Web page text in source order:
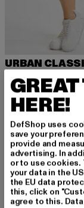
URBAN
Ladies French
15,99 EUR
Derzeitiger Preis:
19,99 EUR
-53%
GREAT
HERE!
DefShop uses
save your
provide and
advertising. In
or to use
your data in the
the EU data
this, click on
agree to this.